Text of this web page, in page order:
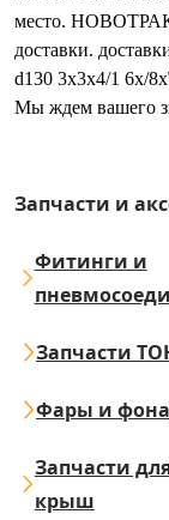
место. НОВОТРАК
доставки.
d130 3x3x4/1 6x/
Мы ждем вашего
Запчасти и
Фитинги и
Запчасти
Фары и
Запчасти
крыш